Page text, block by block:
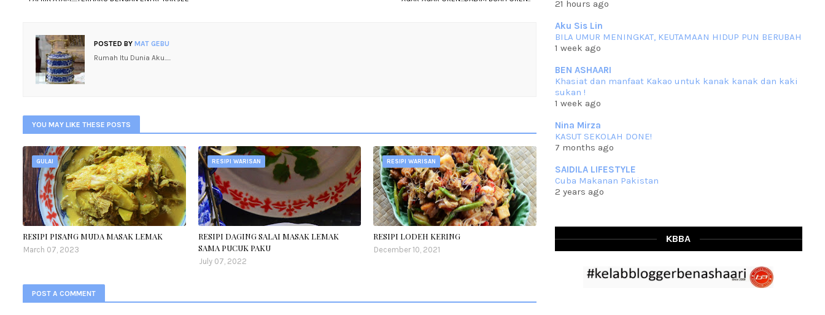
POSTED BY MAT GEBU
Rumah Itu Dunia Aku.....
YOU MAY LIKE THESE POSTS
GULAI
RESIPI PISANG MUDA MASAK LEMAK
March 07, 2023
RESIPI WARISAN
RESIPI DAGING SALAI MASAK LEMAK
SAMA PUCUK PAKU
July 07, 2022
RESIPI WARISAN
RESIPI LODEH KERING
December 10, 2021
POST A COMMENT
che mat ucapkan
Jun 30 2023
RESIPI KURMA AYAM MERAH
Assalammualaikum, salam semua. Hari ni 4 Zulhijjah 1444 Hijrah,
Jun 23 2023
RESIPI SAMBAL PARU
Assalammualaikum, salam sejahtera semua. Lama betul che mat tak
Jun 20 2023
RESIPI PISANG MUDA MASAK LEMAK
lemak ni che mat... read more
Mar 07 2023
RESIPI BAMIA KAMBING
Assalammualaikum, salam Ahad semua. Dah beberapa hari cuaca
asyik hujan saja di... read more
21 hours ago
Aku Sis Lin
BILA UMUR MENINGKAT, KEUTAMAAN HIDUP PUN BERUBAH
1 week ago
BEN ASHAARI
Khasiat dan manfaat Kakao untuk kanak kanak dan kaki
sukan !
1 week ago
Nina Mirza
KASUT SEKOLAH DONE!
7 months ago
SAIDILA LIFESTYLE
Cuba Makanan Pakistan
2 years ago
KBBA